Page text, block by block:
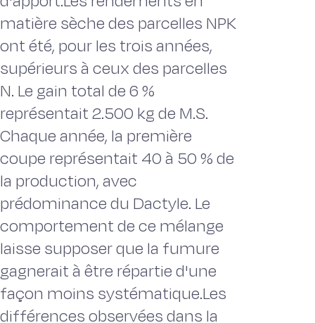
matière sèche des parcelles NPK
ont été, pour les trois années,
supérieurs à ceux des parcelles
N. Le gain total de 6 %
représentait 2.500 kg de M.S.
Chaque année, la première
coupe représentait 40 à 50 % de
la production, avec
prédominance du Dactyle. Le
comportement de ce mélange
laisse supposer que la fumure
gagnerait à être répartie d'une
façon moins systématique.Les
différences observées dans la